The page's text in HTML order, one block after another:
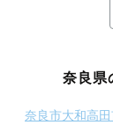
奈良県
奈良市大和高